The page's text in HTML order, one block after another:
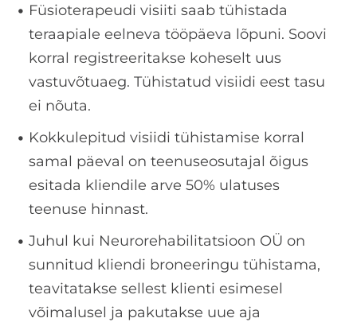
Füsioterapeudi visiiti saab tühistada
teraapiale eelneva tööpäeva lõpuni. Soovi
korral registreeritakse koheselt uus
vastuvõtuaeg. Tühistatud visiidi eest tasu
ei nõuta.
Kokkulepitud visiidi tühistamise korral
samal päeval on teenuseosutajal õigus
esitada kliendile arve 50% ulatuses
teenuse hinnast.
Juhul kui Neurorehabilitatsioon OÜ on
sunnitud kliendi broneeringu tühistama,
teavitatakse sellest klienti esimesel
võimalusel ja pakutakse uue aja